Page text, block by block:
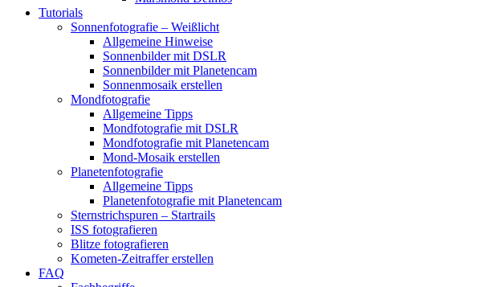
Tutorials
Sonnenfotografie – Weißlicht
Allgemeine Hinweise
Sonnenbilder mit DSLR
Sonnenbilder mit Planetencam
Sonnenmosaik erstellen
Mondfotografie
Allgemeine Tipps
Mondfotografie mit DSLR
Mondfotografie mit Planetencam
Mond-Mosaik erstellen
Planetenfotografie
Allgemeine Tipps
Planetenfotografie mit Planetencam
Sternstrichspuren – Startrails
ISS fotografieren
Blitze fotografieren
Kometen-Zeitraffer erstellen
FAQ